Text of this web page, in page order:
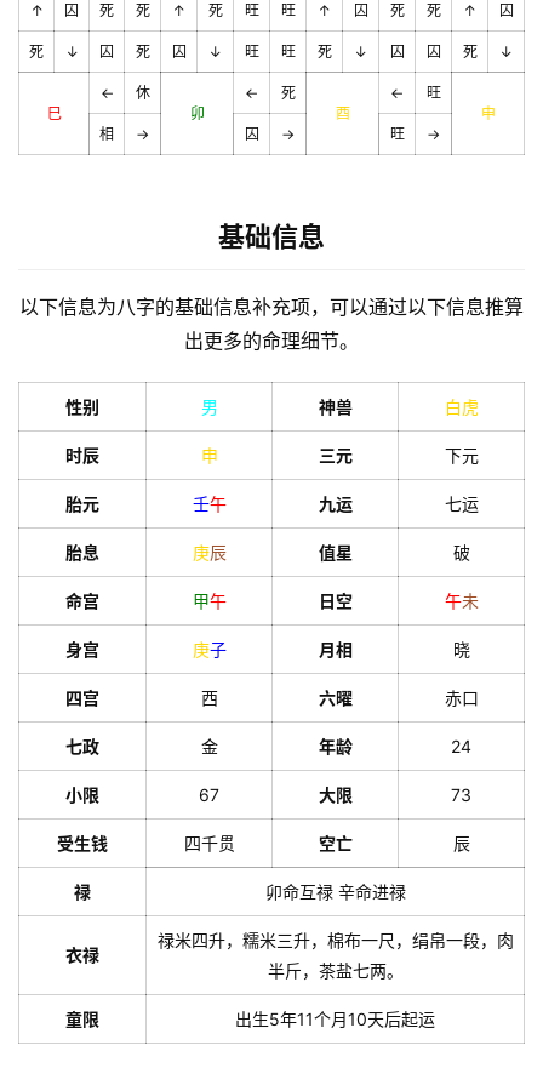
↑ 囚 死 死 ↑ 死 旺 旺 ↑ 囚 死 死 ↑ 囚
死 ↓ 囚 死 囚 ↓ 旺 旺 死 ↓ 囚 囚 死 ↓
巳
←
休
卯
←
死
酉
←
旺
申
相
→ 囚 → 旺 →
基础信息
以下信息为八字的基础信息补充项，可以通过以下信息推算
出更多的命理细节。
性别 男 神兽 白虎
时辰 申 三元 下元
胎元 壬午 九运 七运
胎息 庚辰 值星 破
命宫 甲午 日空 午未
身宫 庚子 月相 晓
四宫 西 六曜 赤口
七政 金 年龄 24
小限 67 大限 73
受生钱 四千贯 空亡 辰
禄 卯命互禄 辛命进禄
衣禄
禄米四升，糯米三升，棉布一尺，绢帛一段，肉
半斤，茶盐七两。
童限 出生5年11个月10天后起运